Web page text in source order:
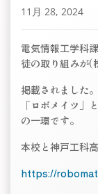
11月 28, 2024
電気情報工学科
徒の取り組みが(
掲載されました
「ロボメイツ」
の一環です。
本校と神戸工科
https://